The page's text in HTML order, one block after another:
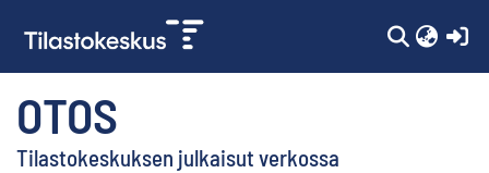
OTOS
Tilastokeskuksen julkaisut verkossa